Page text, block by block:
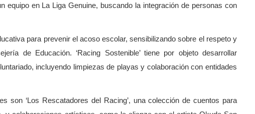
equipo en La Liga Genuine, buscando la integración de personas con
para prevenir el acoso escolar, sensibilizando sobre el respeto y
de Educación. ‘Racing Sostenible’ tiene por objeto desarrollar
incluyendo limpiezas de playas y colaboración con entidades
son ‘Los Rescatadores del Racing’, una colección de cuentos para